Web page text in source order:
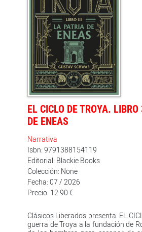
su ciudad. Menelao, rey de Esparta
se lo toma mal, y con la ayuda
griegos se dispone a asaltar Troya
esposa. Empieza así la guerra
historia, en la que héroes como
griega, y Héctor, por parte
muestras de su inigualable valor.
de Ulises podrá poner término, al
sangriento conflicto.
EL CICLO DE TROYA.
DE ENEAS
Narrativa
Isbn: 9791388154119
Editorial: Blackie Books
Colección: None
Fecha: 07 / 2026
Precio: 12.90 €
Clásicos Liberados presenta: EL
guerra de Troya a la fundación de